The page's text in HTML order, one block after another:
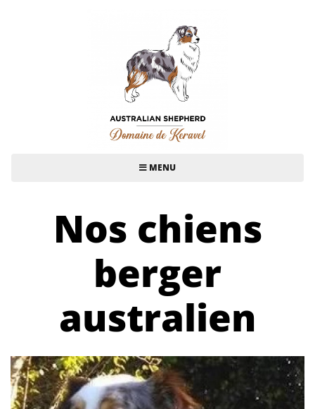
MENU
Nos chiens
berger
australien